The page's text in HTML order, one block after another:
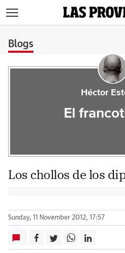
Blogs
Héctor
El
Los chollos de los
Sunday, 11 November 2012, 17:57